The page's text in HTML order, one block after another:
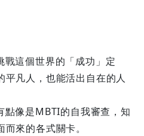
這個世界的「成功」定
凡人，也能活出自在的人
像是MBTI的自我審查，知
來的各式關卡。